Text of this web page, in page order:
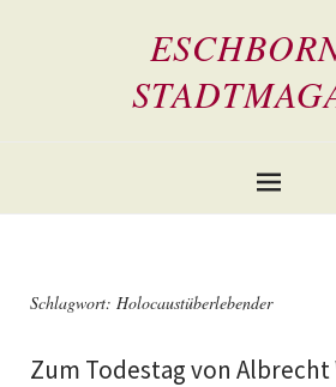
Schlagwort: Holocaustüberlebender
Zum Todestag von Albrecht